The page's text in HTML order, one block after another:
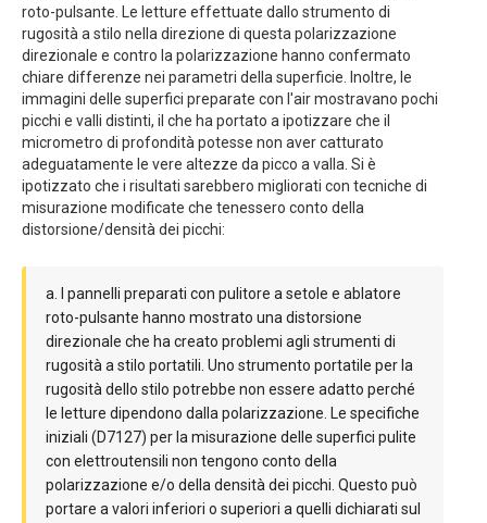
roto-pulsante. Le letture effettuate dallo strumento di
rugosità a stilo nella direzione di questa polarizzazione
direzionale e contro la polarizzazione hanno confermato
chiare differenze nei parametri della superficie. Inoltre, le
immagini delle superfici preparate con l'air mostravano pochi
picchi e valli distinti, il che ha portato a ipotizzare che il
micrometro di profondità potesse non aver catturato
adeguatamente le vere altezze da picco a valla. Si è
ipotizzato che i risultati sarebbero migliorati con tecniche di
misurazione modificate che tenessero conto della
distorsione/densità dei picchi:
a. I pannelli preparati con pulitore a setole e ablatore
roto-pulsante hanno mostrato una distorsione
direzionale che ha creato problemi agli strumenti di
rugosità a stilo portatili. Uno strumento portatile per la
rugosità dello stilo potrebbe non essere adatto perché
le letture dipendono dalla polarizzazione.
Le specifiche
iniziali (D7127) per la misurazione delle superfici pulite
con elettroutensili non tengono conto della
polarizzazione e/o della densità dei picchi. Questo può
portare a valori inferiori o superiori a quelli dichiarati sul